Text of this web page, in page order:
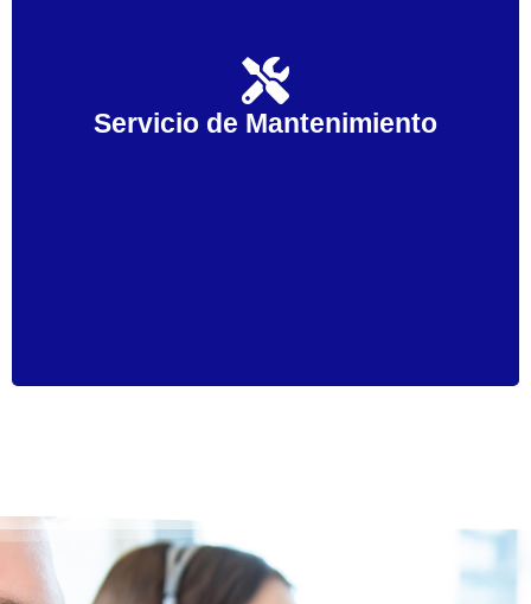
Servicio de Mantenimiento
El mantenimiento periódico de las instalaciones
siempre es necesario. Llámenos y acudiremos para
realizar todos los mantenimientos necesarios para